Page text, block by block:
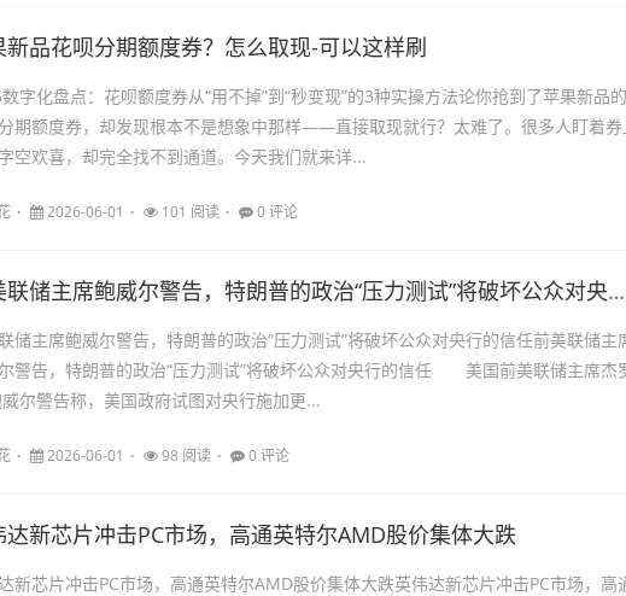
新品花呗分期额度券？怎么取现-可以这样刷
字化盘点：花呗额度券从“用不掉”到“秒变现”的3种实操方法论你抢到了苹果新品的
期额度券，却发现根本不是想象中那样——直接取现就行？太难了。很多人盯着券
空欢喜，却完全找不到通道。今天我们就来详...
2026-06-01 101 阅读 0 评论
前美联储主席鲍威尔警告，特朗普的政治“压力测试”将破坏公众对央行的信任
储主席鲍威尔警告，特朗普的政治“压力测试”将破坏公众对央行的信任前美联储主
警告，特朗普的政治“压力测试”将破坏公众对央行的信任 美国前美联储主席杰
威尔警告称，美国政府试图对央行施加更...
2026-06-01 98 阅读 0 评论
达新芯片冲击PC市场，高通英特尔AMD股价集体大跌
新芯片冲击PC市场，高通英特尔AMD股价集体大跌英伟达新芯片冲击PC市场，高